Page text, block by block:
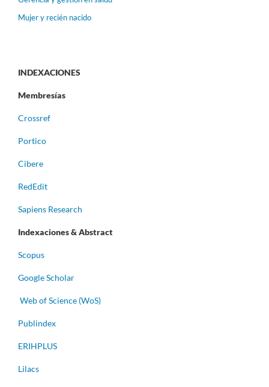
Mujer y recién nacido
INDEXACIONES
Membresías
Crossref
Portico
Cibere
RedEdit
Sapiens Research
Indexaciones & Abstract
Scopus
Google Scholar
Web of Science (WoS)
Publindex
ERIHPLUS
Lilacs